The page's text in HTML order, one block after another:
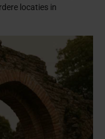
locaties in